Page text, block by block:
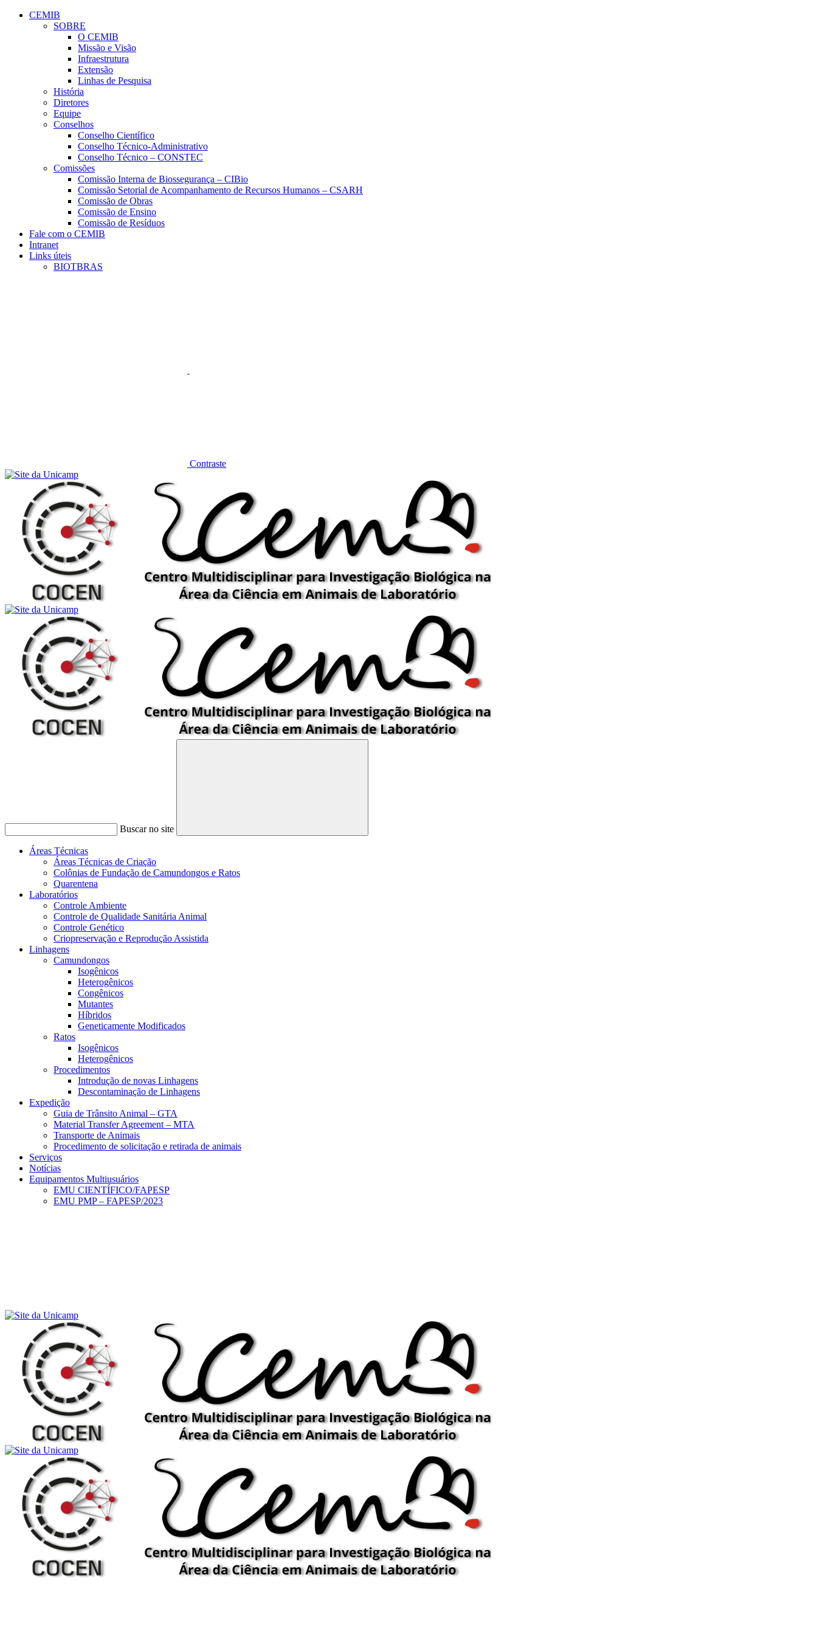
Conteúdo principal
CEMIB
SOBRE
O CEMIB
Missão e Visão
Infraestrutura
Extensão
Linhas de Pesquisa
História
Diretores
Equipe
Conselhos
Conselho Científico
Conselho Técnico-Administrativo
Conselho Técnico – CONSTEC
Comissões
Comissão Interna de Biossegurança – CIBio
Comissão Setorial de Acompanhamento de Recursos Humanos – CSARH
Comissão de Obras
Comissão de Ensino
Comissão de Resíduos
Fale com o CEMIB
Intranet
Links úteis
BIOTBRAS
Contraste
Buscar no site
Buscar
Áreas Técnicas
Áreas Técnicas de Criação
Colônias de Fundação de Camundongos e Ratos
Quarentena
Laboratórios
Controle Ambiente
Controle de Qualidade Sanitária Animal
Controle Genético
Criopreservação e Reprodução Assistida
Linhagens
Camundongos
Isogênicos
Heterogênicos
Congênicos
Mutantes
Híbridos
Geneticamente Modificados
Ratos
Isogênicos
Heterogênicos
Procedimentos
Introdução de novas Linhagens
Descontaminação de Linhagens
Expedição
Guia de Trânsito Animal – GTA
Material Transfer Agreement – MTA
Transporte de Animais
Procedimento de solicitação e retirada de animais
Serviços
Notícias
Equipamentos Multiusuários
EMU CIENTÍFICO/FAPESP
EMU PMP – FAPESP/2023